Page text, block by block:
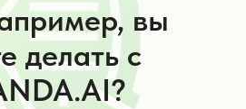
вы
делать с